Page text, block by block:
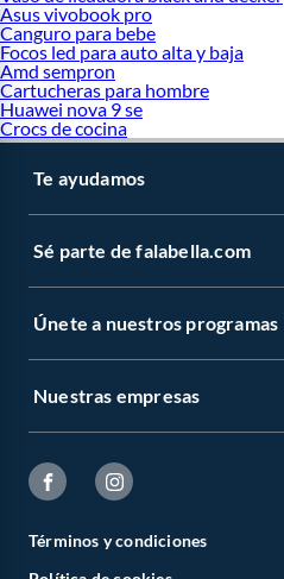
Asus vivobook pro
Canguro para bebe
Focos led para auto alta y baja
Amd sempron
Cartucheras para hombre
Huawei nova 9 se
Crocs de cocina
Te ayudamos
Sé parte de falabella.com
Únete a nuestros programas
Nuestras empresas
Términos y condiciones